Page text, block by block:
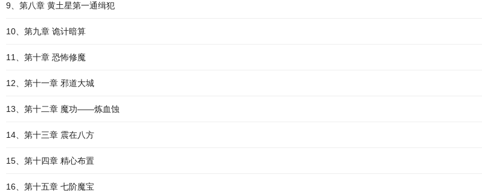
9、第八章 黄土星第一通缉犯
10、第九章 诡计暗算
11、第十章 恐怖修魔
12、第十一章 邪道大城
13、第十二章 魔功――炼血蚀
14、第十三章 震在八方
15、第十四章 精心布置
16、第十五章 七阶魔宝